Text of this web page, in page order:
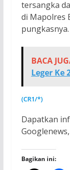
tersangka
di Mapolres
pungkasnya.
BACA
Leger Ke
(CR1/*)
Dapatkan
Bagikan ini: